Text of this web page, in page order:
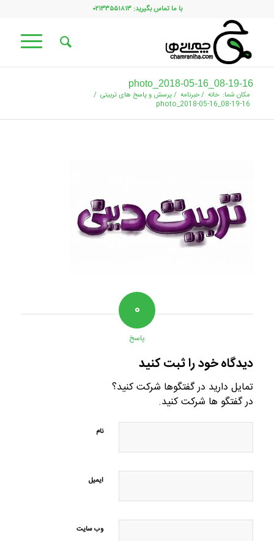
با ما تماس بگیرید: ۰۲۱۳۳۵۵۱۸۱۳
photo_2018-05-16_08-19-16
مکان شما: خانه /خبرنامه /پرسش و پاسخ های تربیتی /
photo_2018-05-16_08-19-16
۰
پاسخ
دیدگاه خود را ثبت کنید
تمایل دارید در گفتگوها شرکت کنید؟
در گفتگو ها شرکت کنید.
نام
ایمیل
وب‌ سایت